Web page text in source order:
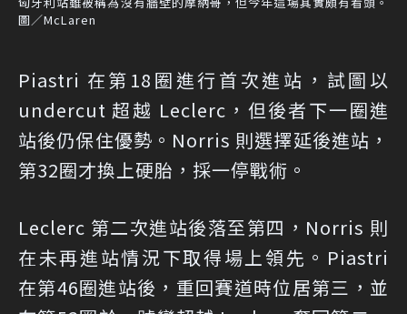
圖／McLaren
Piastri 在第18圈進行首次進站，試圖以
undercut 超越 Leclerc，但後者下一圈進
站後仍保住優勢。Norris 則選擇延後進站，
第32圈才換上硬胎，採一停戰術。
Leclerc 第二次進站後落至第四，Norris 則
在未再進站情況下取得場上領先。Piastri
在第46圈進站後，重回賽道時位居第三，並